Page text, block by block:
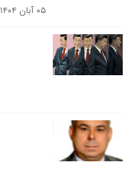
۰۵ آبان ۱۴۰۴